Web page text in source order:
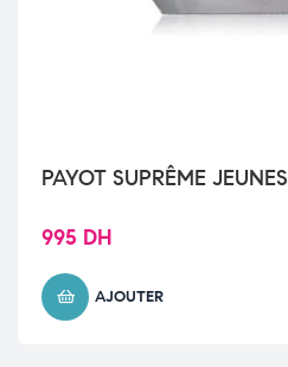
PAYOT SUPRÊME
995 DH
AJOUTER